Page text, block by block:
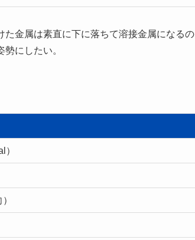
た金属は素直に下に落ちて溶接金属になるの
にしたい。